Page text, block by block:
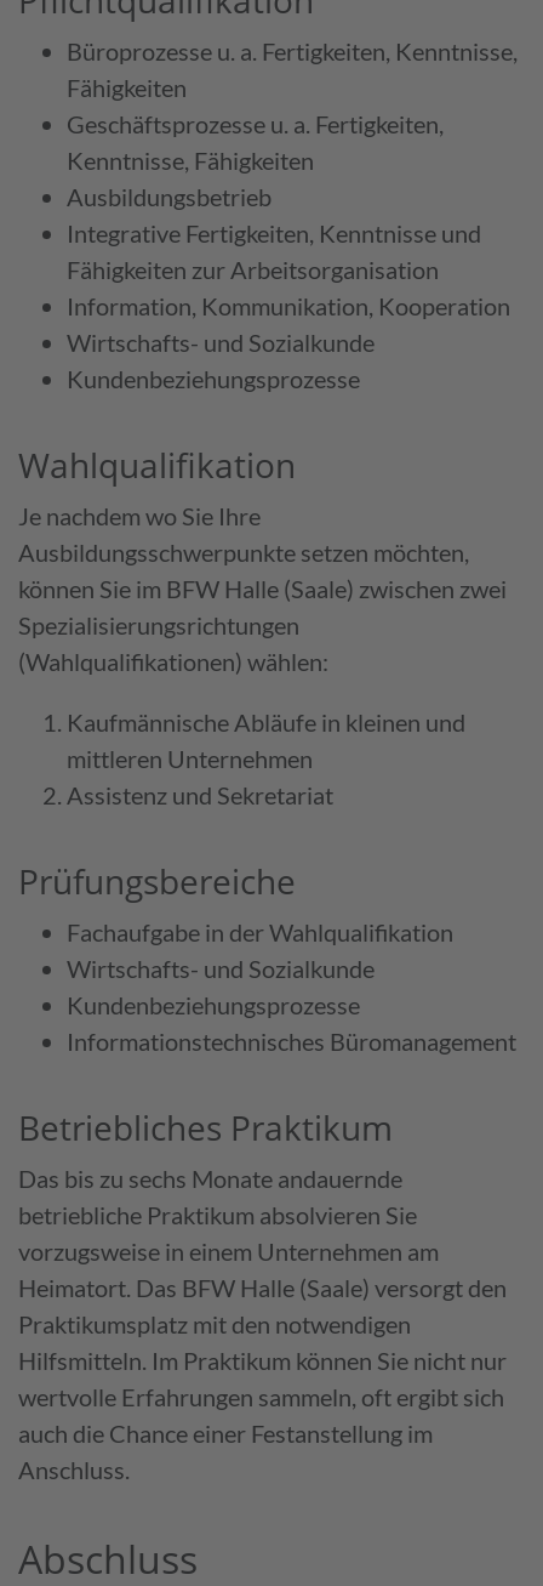
Büroprozesse u. a. Fertig­keiten, Kenntnisse,
Fähig­keiten
Geschäfts­prozesse u. a. Fertig­keiten,
Kenntnisse, Fähig­keiten
Ausbildungs­betrieb
Integrative Fertig­keiten, Kenntnisse und
Fähig­keiten zur Arbeits­organisation
Information, Kommunikation, Kooperation
Wirtschafts- und Sozial­kunde
Kunden­beziehungs­prozesse
Wahl­qualifi­kation
Je nachdem wo Sie Ihre
Ausbildungsschwerpunkte setzen möchten,
können Sie im BFW Halle (Saale) zwischen zwei
Spezialisierungsrichtungen
(Wahlqualifikationen) wählen:
Kauf­männische Abläufe in kleinen und
mittleren Unter­nehmen
Assistenz und Sekretariat
Prüfungs­bereiche
Fach­aufgabe in der Wahl­qualifi­kation
Wirtschafts- und Sozial­kunde
Kunden­beziehungs­prozesse
Informations­technisches Büro­management
Betriebliches Praktikum
Das bis zu sechs Monate andauernde
betriebliche Praktikum absolvieren Sie
vorzugsweise in einem Unternehmen am
Heimatort. Das BFW Halle (Saale) versorgt den
Praktikumsplatz mit den notwendigen
Hilfsmitteln. Im Praktikum können Sie nicht nur
wertvolle Erfahrungen sammeln, oft ergibt sich
auch die Chance einer Festanstellung im
Anschluss.
Abschluss